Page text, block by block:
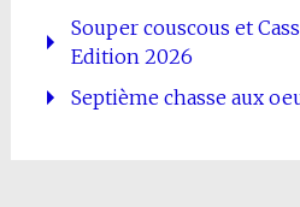
Souper couscous et
Edition 2026
Septième chasse aux